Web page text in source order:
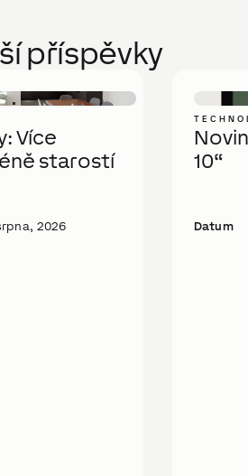
příspěvky
Více
starostí
2026
10“
Datum